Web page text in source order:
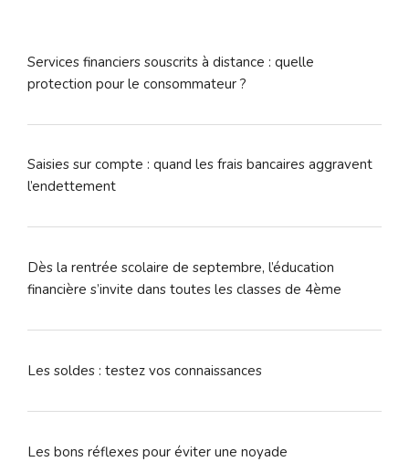
Services financiers souscrits à distance : quelle
protection pour le consommateur ?
Saisies sur compte : quand les frais bancaires aggravent
l’endettement
Dès la rentrée scolaire de septembre, l’éducation
financière s’invite dans toutes les classes de 4ème
Les soldes : testez vos connaissances
Les bons réflexes pour éviter une noyade